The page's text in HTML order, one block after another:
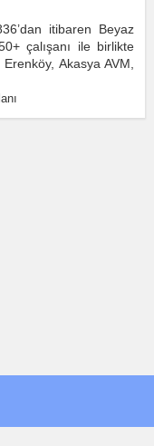
itibaren Beyaz
çalışanı ile birlikte
Akasya AVM,